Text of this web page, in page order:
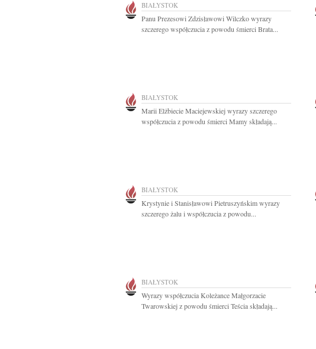
BIAŁYSTOK
Panu Prezesowi Zdzisławowi Wilczko wyrazy
szczerego współczucia z powodu śmierci Brata...
BIAŁYSTOK
Marii Elżbiecie Maciejewskiej wyrazy szczerego
współczucia z powodu śmierci Mamy składają...
BIAŁYSTOK
Krystynie i Stanisławowi Pietruszyńskim wyrazy
szczerego żalu i współczucia z powodu...
BIAŁYSTOK
Wyrazy współczucia Koleżance Małgorzacie
Twarowskiej z powodu śmierci Teścia składają...